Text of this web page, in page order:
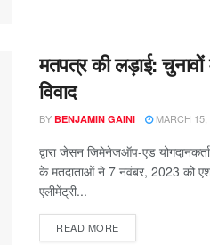
मतपत्र की लड़ाई: चुनावों
विवाद
BY BENJAMIN GAINI MARCH 15,
द्वारा जेसन जिमेनेजऑप-एड
के मतदाताओं ने 7 नवंबर, 2023 को
एलीमेंट्री...
READ MORE